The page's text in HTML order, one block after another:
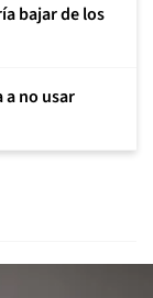
bajar de los
a no usar